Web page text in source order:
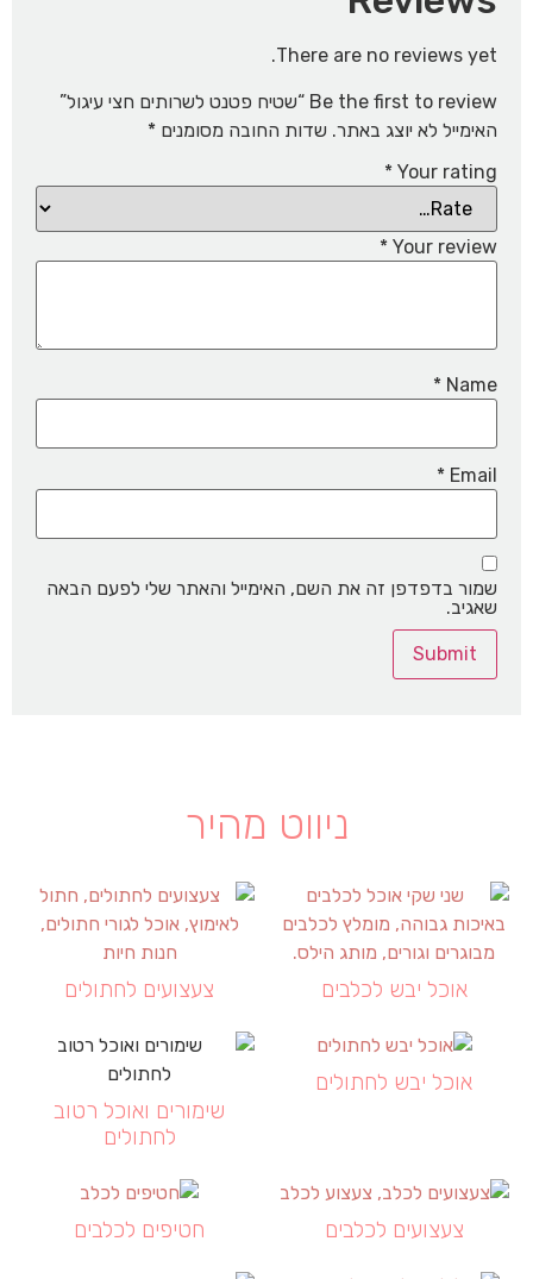
There are no reviews yet.
Be the first to review “שטיח פטנט לשרותים חצי עיגול”
האימייל לא יוצג באתר. שדות החובה מסומנים *
Your rating
*
Your review
*
Name
*
Email
*
שמור בדפדפן זה את השם, האימייל והאתר שלי לפעם הבאה
שאגיב.
ניווט מהיר
אוכל יבש לכלבים צעצועים לחתולים
אוכל יבש לחתולים
שימורים ואוכל רטוב
לחתולים
צעצועים לכלבים חטיפים לכלבים